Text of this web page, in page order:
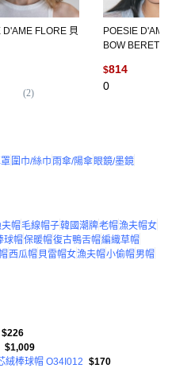
D'AME FLORE 貝
(2)
POESIE
BOW BERET
$814
0
圍巾/絲巾雨傘/陽傘眼鏡/墨鏡
帽毛線帽子韓國潮牌老帽漁夫帽女
球帽保暖帽復古鴨舌帽編織草帽
西瓜帽貝雷帽女漁夫帽小偷帽男帽
$226
$1,009
絨棒球帽 O34I012 $170